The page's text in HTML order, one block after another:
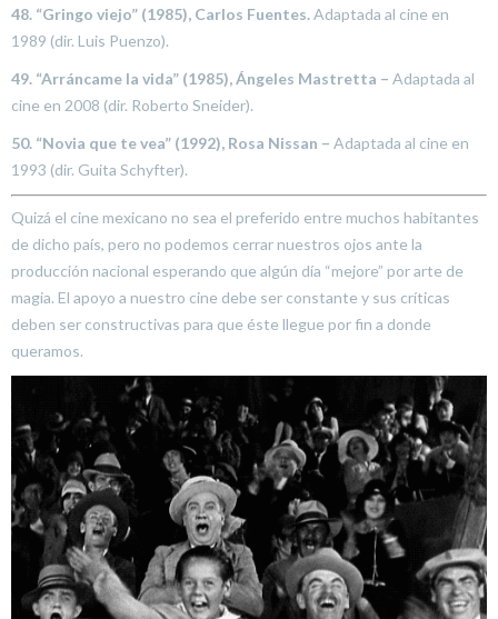
48. “Gringo viejo” (1985), Carlos Fuentes.Adaptada al cine en
1989 (dir. Luis Puenzo).
49. “Arráncame la vida” (1985), Ángeles Mastretta – Adaptada al
cine en 2008 (dir. Roberto Sneider).
50. “Novia que te vea” (1992), Rosa Nissan – Adaptada al cine en
1993 (dir. Guita Schyfter).
Quizá el cine mexicano no sea el preferido entre muchos habitantes
de dicho país, pero no podemos cerrar nuestros ojos ante la
producción nacional esperando que algún día “mejore” por arte de
magia. El apoyo a nuestro cine debe ser constante y sus críticas
deben ser constructivas para que éste llegue por fin a donde
queramos.